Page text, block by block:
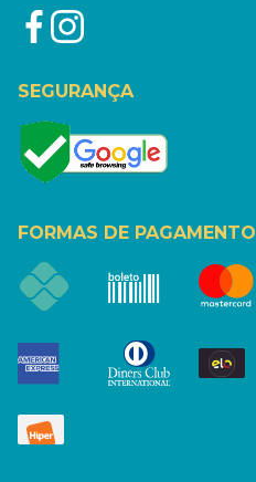
SEGURANÇA
FORMAS DE PAGAMENTO